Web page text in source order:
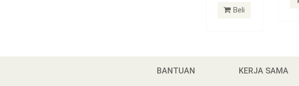
Beli
BANTUAN KERJA SAMA